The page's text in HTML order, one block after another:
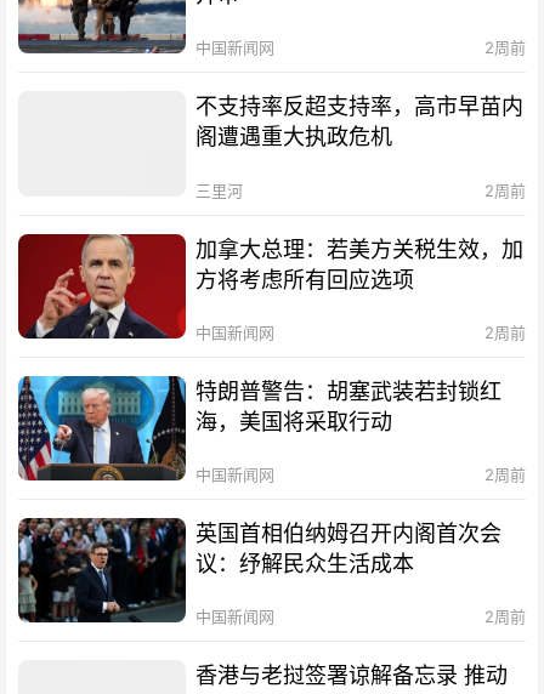
中国新闻网 2周前
不支持率反超支持率，高市早苗内
阁遭遇重大执政危机
三里河 2周前
加拿大总理：若美方关税生效，加
方将考虑所有回应选项
中国新闻网 2周前
特朗普警告：胡塞武装若封锁红
海，美国将采取行动
中国新闻网 2周前
英国首相伯纳姆召开内阁首次会
议：纾解民众生活成本
中国新闻网 2周前
香港与老挝签署谅解备忘录 推动